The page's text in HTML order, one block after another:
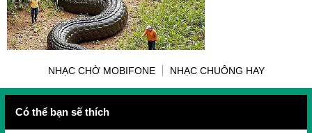
NHẠC CHỜ MOBIFONE NHẠC CHUÔNG HAY
Có thể bạn sẽ thích